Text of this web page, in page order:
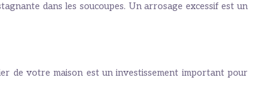
dans les soucoupes. Un arrosage excessif est un
de votre maison est un investissement important pour